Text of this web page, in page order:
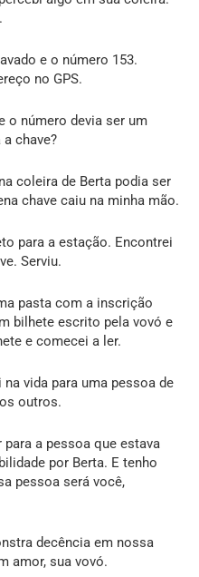
e o número 153.
no GPS.
o número devia ser um
chave?
coleira de Berta podia ser
chave caiu na minha mão.
para a estação. Encontrei
Serviu.
pasta com a inscrição
bilhete escrito pela vovó e
e comecei a ler.
vida para uma pessoa de
outros.
a pessoa que estava
por Berta. E tenho
pessoa será você,
decência em nossa
amor, sua vovó.